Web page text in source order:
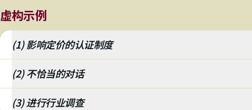
虚构示例
(1) 影响定价的认证制度
(2) 不恰当的对话
(3) 进行行业调查